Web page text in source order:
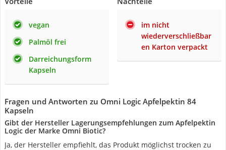
vegan
Palmöl frei
Darreichungsform
Kapseln
im nicht
wiederverschließbar
en Karton verpackt
Fragen und Antworten zu Omni Logic Apfelpektin 84
Kapseln
Gibt der Hersteller Lagerungsempfehlungen zum Apfelpektin
Logic der Marke Omni Biotic?
Ja, der Hersteller empfiehlt, das Produkt möglichst trocken zu